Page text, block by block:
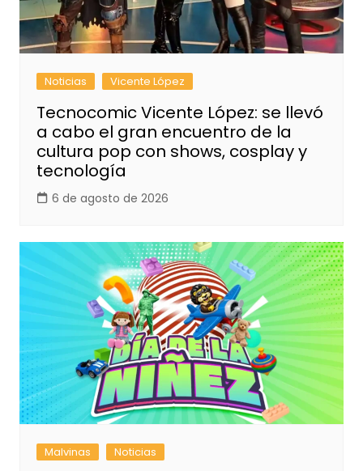
Noticias Vicente López
Tecnocomic Vicente López: se llevó
a cabo el gran encuentro de la
cultura pop con shows, cosplay y
tecnología
6 de agosto de 2026
Malvinas Noticias